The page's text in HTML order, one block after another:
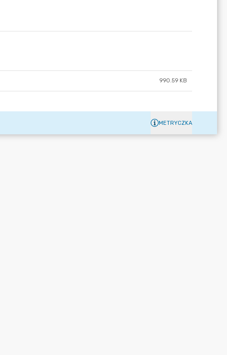
990.59 KB
METRYCZKA